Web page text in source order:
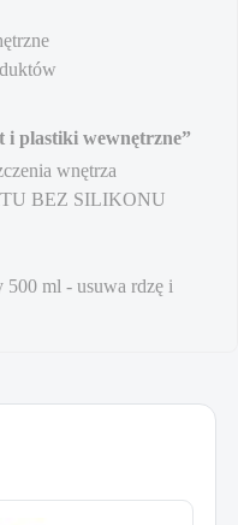
plastiki wewnętrzne”
wnętrza
BEZ SILIKONU
ml - usuwa rdzę i